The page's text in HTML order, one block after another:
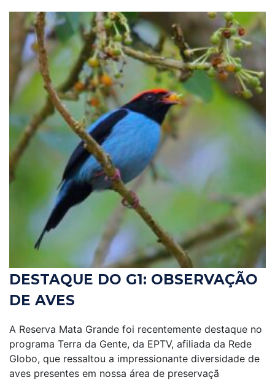
DESTAQUE DO G1: OBSERVAÇÃO
DE AVES
A Reserva Mata Grande foi recentemente destaque no
programa Terra da Gente, da EPTV, afiliada da Rede
Globo, que ressaltou a impressionante diversidade de
aves presentes em nossa área de preservaçã